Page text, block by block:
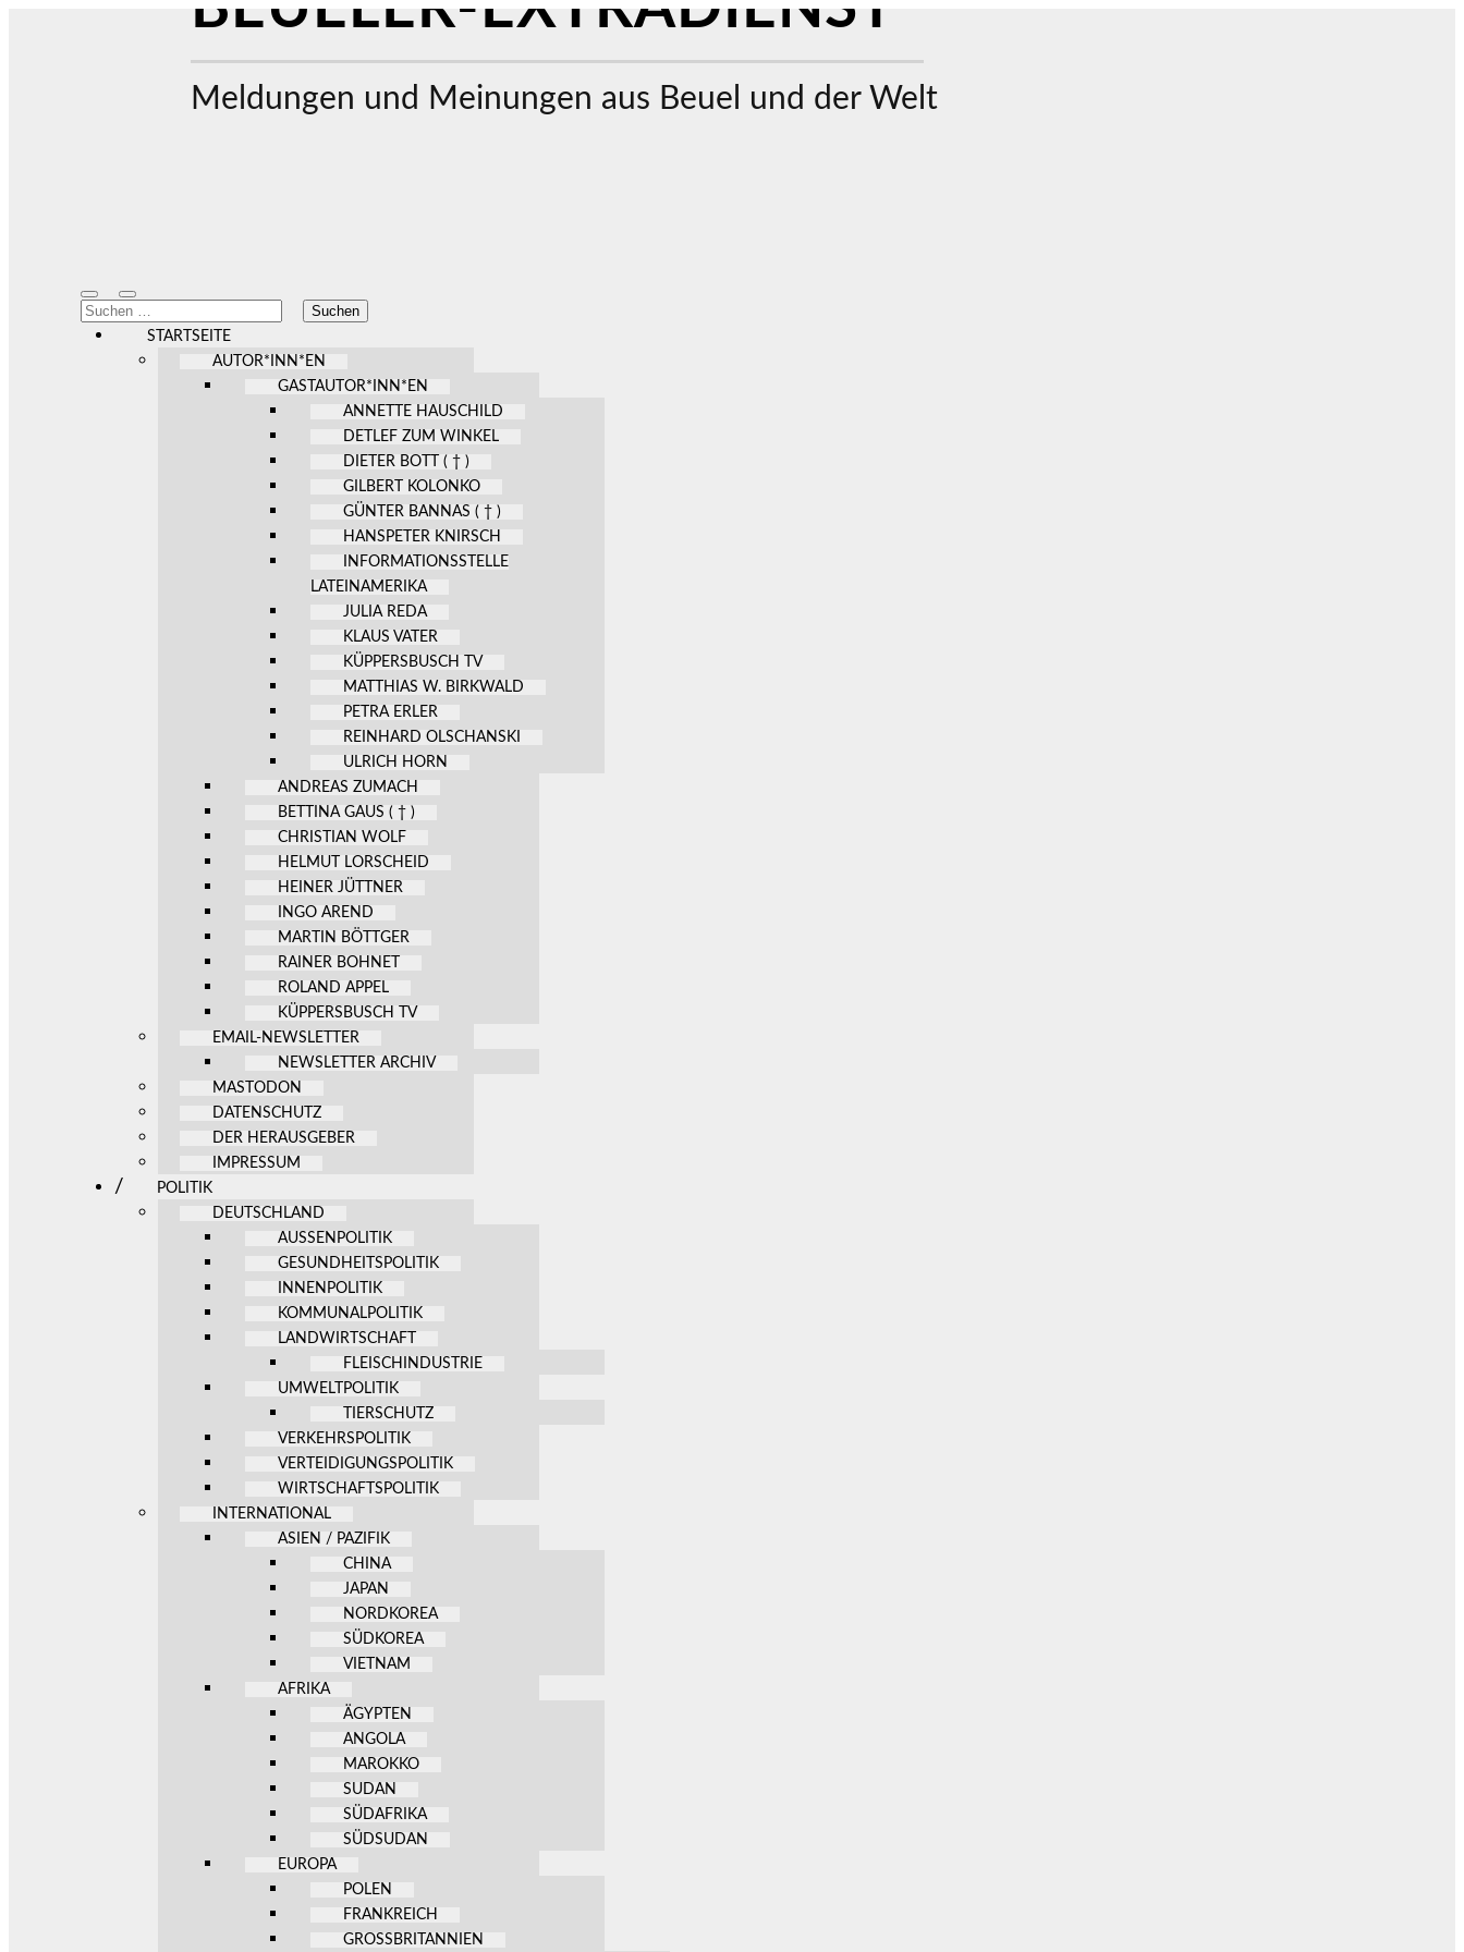
Meldungen und Meinungen aus Beuel und der Welt
Mobile-
Menü
ein-/ausblenden
Suchfeld
ein-/ausblenden
Suchen
nach:
STARTSEITE
AUTOR*INN*EN
GASTAUTOR*INN*EN
ANNETTE HAUSCHILD
DETLEF ZUM WINKEL
DIETER BOTT ( † )
GILBERT KOLONKO
GÜNTER BANNAS ( † )
HANSPETER KNIRSCH
INFORMATIONSSTELLE
LATEINAMERIKA
JULIA REDA
KLAUS VATER
KÜPPERSBUSCH TV
MATTHIAS W. BIRKWALD
PETRA ERLER
REINHARD OLSCHANSKI
ULRICH HORN
ANDREAS ZUMACH
BETTINA GAUS ( † )
CHRISTIAN WOLF
HELMUT LORSCHEID
HEINER JÜTTNER
INGO AREND
MARTIN BÖTTGER
RAINER BOHNET
ROLAND APPEL
KÜPPERSBUSCH TV
EMAIL-NEWSLETTER
NEWSLETTER ARCHIV
MASTODON
DATENSCHUTZ
DER HERAUSGEBER
IMPRESSUM
POLITIK
DEUTSCHLAND
AUSSENPOLITIK
GESUNDHEITSPOLITIK
INNENPOLITIK
KOMMUNALPOLITIK
LANDWIRTSCHAFT
FLEISCHINDUSTRIE
UMWELTPOLITIK
TIERSCHUTZ
VERKEHRSPOLITIK
VERTEIDIGUNGSPOLITIK
WIRTSCHAFTSPOLITIK
INTERNATIONAL
ASIEN / PAZIFIK
CHINA
JAPAN
NORDKOREA
SÜDKOREA
VIETNAM
AFRIKA
ÄGYPTEN
ANGOLA
MAROKKO
SUDAN
SÜDAFRIKA
SÜDSUDAN
EUROPA
POLEN
FRANKREICH
GROSSBRITANNIEN